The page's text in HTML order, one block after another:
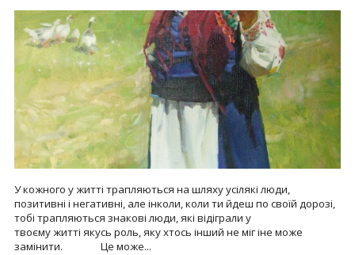
У кожного у житті трапляються на шляху усілякі люди,
позитивні і негативні, але інколи, коли ти йдеш по своїй дорозі,
тобі трапляються знакові люди, які відіграли у
твоєму житті якусь роль, яку хтось інший не міг іне може
замінити. Це може...